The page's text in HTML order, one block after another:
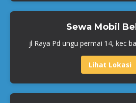
Sewa Mobil
jl Raya Pd ungu permai 14, kec
Lihat Lokasi